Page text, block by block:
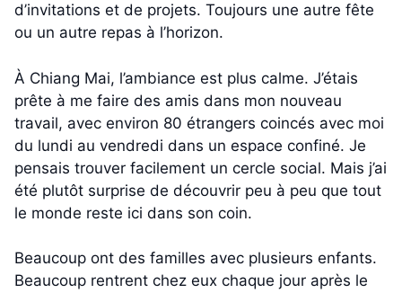
d’invitations et de projets. Toujours une autre fête
ou un autre repas à l’horizon.
À Chiang Mai, l’ambiance est plus calme. J’étais
prête à me faire des amis dans mon nouveau
travail, avec environ 80 étrangers coincés avec moi
du lundi au vendredi dans un espace confiné. Je
pensais trouver facilement un cercle social. Mais j’ai
été plutôt surprise de découvrir peu à peu que tout
le monde reste ici dans son coin.
Beaucoup ont des familles avec plusieurs enfants.
Beaucoup rentrent chez eux chaque jour après le